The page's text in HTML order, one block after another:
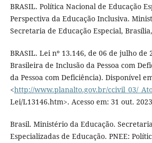
BRASIL. Política Nacional de Educação
Perspectiva da Educação Inclusiva.
Secretaria de Educação Especial,
BRASIL. Lei nº 13.146, de 06 de julho de
Brasileira de Inclusão da Pessoa com
da Pessoa com Deficiência). Disponível
<http://www.planalto.gov.br/ccivil_03/
Lei/L13146.htm>. Acesso em: 31 out.
Brasil. Ministério da Educação.
Especializadas de Educação. PNEE: